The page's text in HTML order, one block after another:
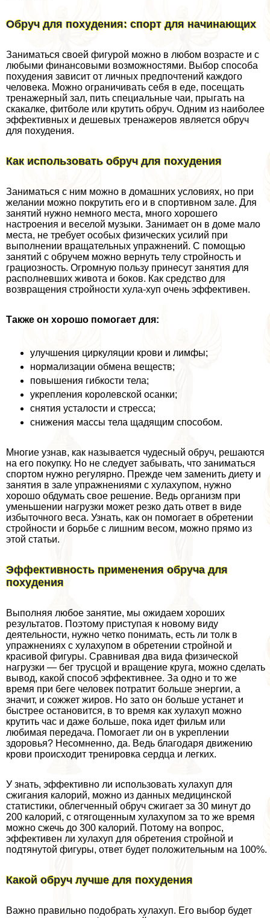
Обруч для похудения: спорт для начинающих
Заниматься своей фигурой можно в любом возрасте и с
любыми финансовыми возможностями. Выбор способа
похудения зависит от личных предпочтений каждого
человека. Можно ограничивать себя в еде, посещать
тренажерный зал, пить специальные чаи, прыгать на
скакалке, фитболе или крутить обруч. Одним из наиболее
эффективных и дешевых тренажеров является обруч
для похудения.
Как использовать обруч для похудения
Заниматься с ним можно в домашних условиях, но при
желании можно покрутить его и в спортивном зале. Для
занятий нужно немного места, много хорошего
настроения и веселой музыки. Занимает он в доме мало
места, не требует особых физических усилий при
выполнении вращательных упражнений. С помощью
занятий с обручем можно вернуть телу стройность и
грациозность. Огромную пользу принесут занятия для
располневших живота и боков. Как средство для
возвращения стройности хула-хуп очень эффективен.
Также он хорошо помогает для:
улучшения циркуляции крови и лимфы;
нормализации обмена веществ;
повышения гибкости тела;
укрепления королевской осанки;
снятия усталости и стресса;
снижения массы тела щадящим способом.
Многие узнав, как называется чудесный обруч, решаются
на его покупку. Но не следует забывать, что заниматься
спортом нужно регулярно. Прежде чем заменить диету и
занятия в зале упражнениями с хулахупом, нужно
хорошо обдумать свое решение. Ведь организм при
уменьшении нагрузки может резко дать ответ в виде
избыточного веса. Узнать, как он помогает в обретении
стройности и борьбе с лишним весом, можно прямо из
этой статьи.
Эффективность применения обруча для
похудения
Выполняя любое занятие, мы ожидаем хороших
результатов. Поэтому приступая к новому виду
деятельности, нужно четко понимать, есть ли толк в
упражнениях с хулахупом в обретении стройной и
красивой фигуры. Сравнивая два вида физической
нагрузки — бег трусцой и вращение круга, можно сделать
вывод, какой способ эффективнее. За одно и то же
время при беге человек потратит больше энергии, а
значит, и сожжет жиров. Но зато он больше устанет и
быстрее остановится, в то время как хулахуп можно
крутить час и даже больше, пока идет фильм или
любимая передача. Помогает ли он в укреплении
здоровья? Несомненно, да. Ведь благодаря движению
крови происходит тренировка сердца и легких.
У знать, эффективно ли использовать хулахуп для
сжигания калорий, можно из данных медицинской
статистики, облегченный обруч сжигает за 30 минут до
200 калорий, с отягощенным хулахупом за то же время
можно сжечь до 300 калорий. Потому на вопрос,
эффективен ли хулахуп для обретения стройной и
подтянутой фигуры, ответ будет положительным на 100%.
Какой обруч лучше для похудения
Важно правильно подобрать хулахуп. Его выбор будет